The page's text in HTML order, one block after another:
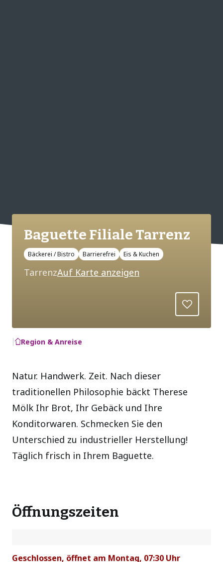
Baguette Filiale Tarrenz
Bäckerei / Bistro Barrierefrei Eis & Kuchen
TarrenzAuf Karte anzeigen
Region & Anreise
Natur. Handwerk. Zeit. Nach dieser
traditionellen Philosophie bäckt Therese
Mölk Ihr Brot, Ihr Gebäck und Ihre
Konditorwaren. Schmecken Sie den
Unterschied zu industrieller Herstellung!
Täglich frisch in Ihrem Baguette.
Öffnungszeiten
Geschlossen, öffnet am Montag, 07:30 Uhr